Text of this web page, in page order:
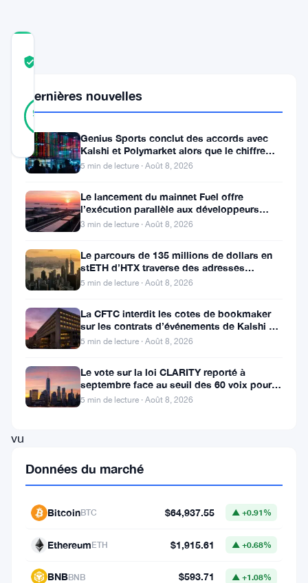
94%
17
votes
Mis à jour 6 mois il y a
vient
dépasser
les
attentes.
plateforme
d’échange
cryptomonnaies
vu
d’affaires
pour
2025
augmenter
Dernières nouvelles
Genius Sports conclut des accords avec
Kalshi et Polymarket alors que le chiffre
d’affaires du T2 atteint
5 min de lecture · Août 8, 2026
Le lancement du mainnet Fuel offre
l’exécution parallèle aux développeurs
d’Ethereum
3 min de lecture · Août 8, 2026
Le parcours de 135 millions de dollars en
stETH d’HTX traverse des adresses
Poloniex
5 min de lecture · Août 8, 2026
La CFTC interdit les cotes de bookmaker
sur les contrats d’événements de Kalshi et
Polymarket
5 min de lecture · Août 8, 2026
Le vote sur la loi CLARITY reporté à
septembre face au seuil des 60 voix pour le
projet de loi crypto
5 min de lecture · Août 8, 2026
Données du marché
BitcoinBTC $64,937.55 ▲ +0.91%
EthereumETH $1,915.61 ▲ +0.68%
BNBBNB $593.71 ▲ +1.08%